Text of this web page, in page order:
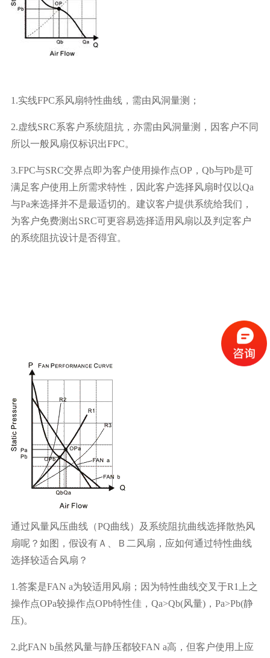
1.实线FPC系风扇特性曲线，需由风洞量测；
2.虚线SRC系客户系统阻抗，亦需由风洞量测，因客户不同
所以一般风扇仅标识出FPC。
3.FPC与SRC交界点即为客户使用操作点OP，Qb与Pb是可
满足客户使用上所需求特性，因此客户选择风扇时仅以Qa
与Pa来选择并不是最适切的。建议客户提供系统给我们，
为客户免费测出SRC可更容易选择适用风扇以及判定客户
的系统阻抗设计是否得宜。
通过风量风压曲线（PQ曲线）及系统阻抗曲线选择散热风
扇呢？如图，假设有Ａ、Ｂ二风扇，应如何通过特性曲线
选择较适合风扇？
1.答案是FAN a为较适用风扇；因为特性曲线交叉于R1上之
操作点OPa较操作点OPb特性佳，Qa>Qb(风量)，Pa>Pb(静
压)。
2.此FAN b虽然风量与静压都较FAN a高，但客户使用上应